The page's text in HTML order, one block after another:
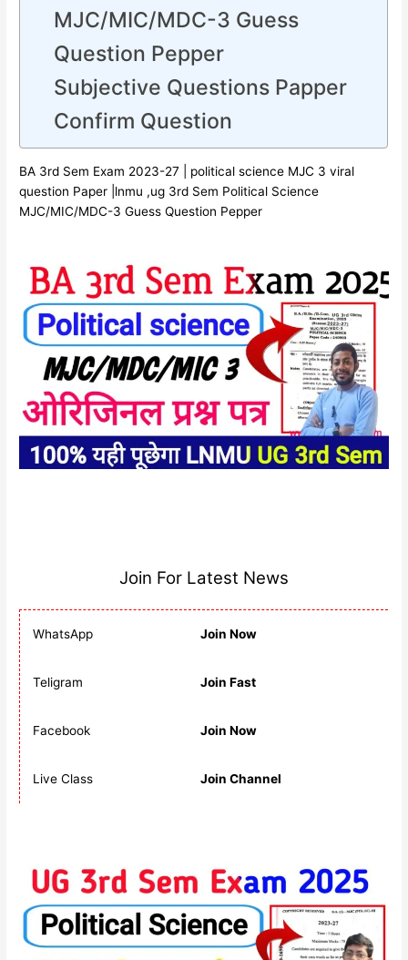
MJC/MIC/MDC-3 Guess
Question Pepper
Subjective Questions Papper
Confirm Question
BA 3rd Sem Exam 2023-27 | political science MJC 3 viral
question Paper |lnmu ,ug 3rd Sem Political Science
MJC/MIC/MDC-3 Guess Question Pepper
Join For Latest News
WhatsApp Join Now
Teligram Join Fast
Facebook Join Now
Live Class Join Channel